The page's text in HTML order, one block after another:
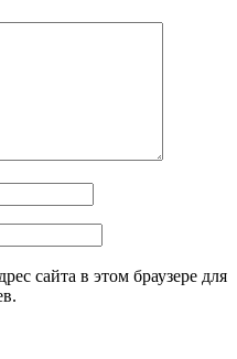
сайта в этом браузере для